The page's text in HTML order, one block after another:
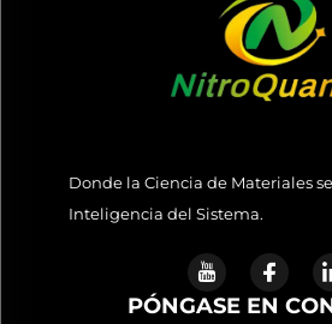
Donde la Ciencia de Materiales
Inteligencia del Sistema.
PÓNGASE EN